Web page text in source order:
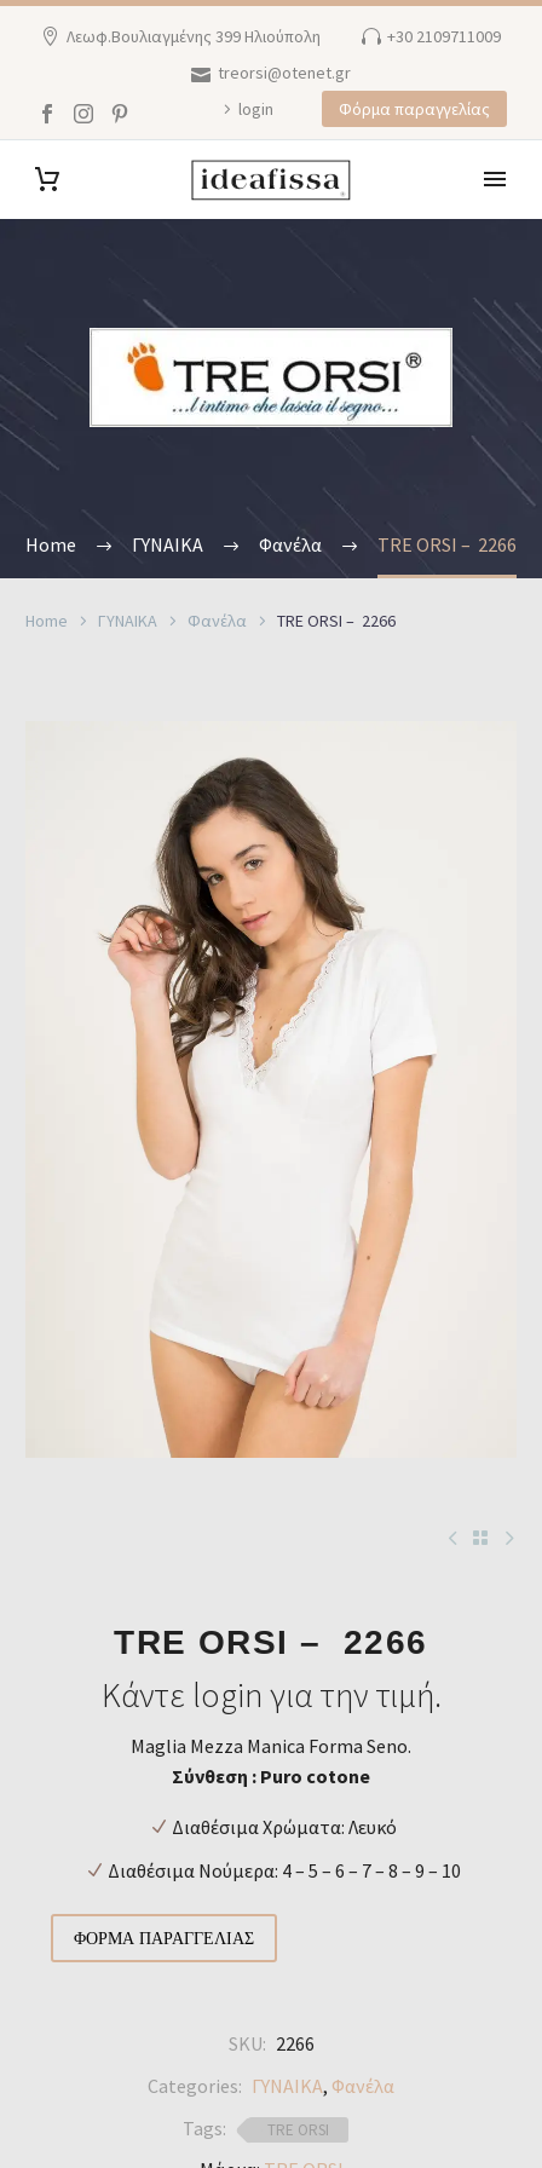
Λεωφ.Βουλιαγμένης 399 Ηλιούπολη
+30 2109711009
treorsi@otenet.gr
login
Φόρμα παραγγελίας
Home ΓΥΝΑΙΚΑ Φανέλα TRE ORSI – 2266
Home ΓΥΝΑΙΚΑ Φανέλα TRE ORSI – 2266
TRE ORSI – 2266
Κάντε login για την τιμή.
Maglia Mezza Manica Forma Seno.
Σύνθεση : Puro cotone
Διαθέσιμα Χρώματα: Λευκό
Διαθέσιμα Νούμερα: 4 – 5 – 6 – 7 – 8 – 9 – 10
ΦΌΡΜΑ ΠΑΡΑΓΓΕΛΊΑΣ
SKU: 2266
Categories: ΓΥΝΑΙΚΑ, Φανέλα
Tags:
TRE ORSI